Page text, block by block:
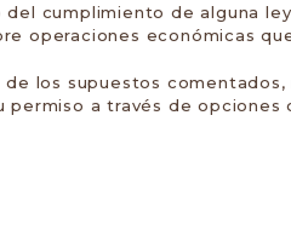
cumplimiento de alguna
operaciones económicas
de los supuestos
permiso a través de